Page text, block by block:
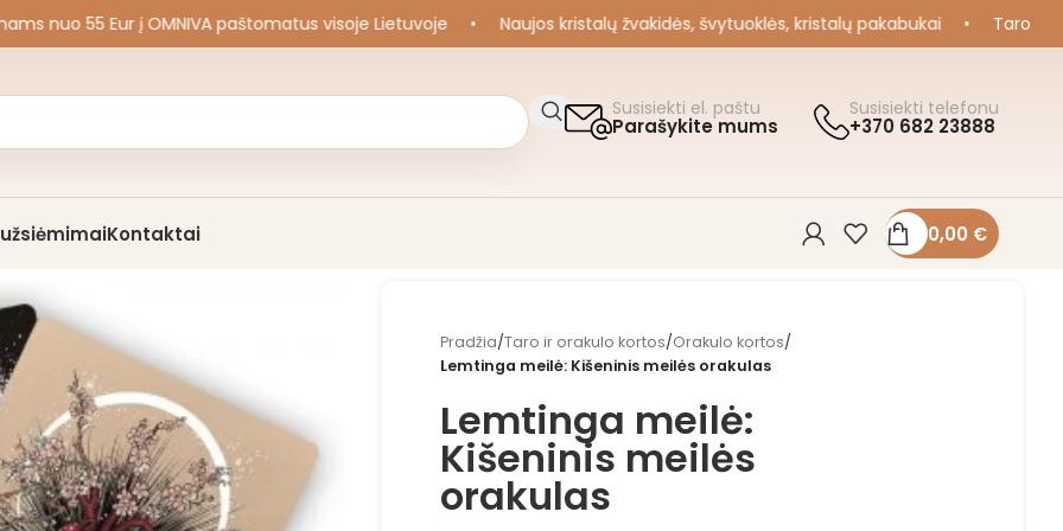
55 Eur į OMNIVA paštomatus visoje Lietuvoje • Naujos kristalų žvakidės, švytuoklės, kristalų pakabukai • Taro ir
Susisiekti el. paštu
Parašykite mums
Susisiekti telefonu
+370 682 23888
Kontaktai 0,00 €
Pradžia/Taro ir orakulo kortos/Orakulo kortos/
Lemtinga meilė: Kišeninis meilės orakulas
Lemtinga meilė:
Kišeninis meilės
orakulas